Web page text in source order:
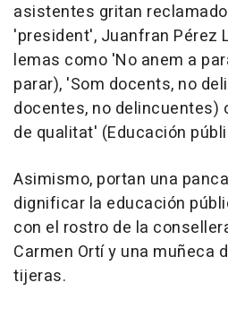
asistentes gritan
'president', Juanfran Pérez
lemas como 'No anem a
parar), 'Som docents, no
docentes, no delincuentes)
de qualitat' (Educación
Asimismo, portan una
dignificar la educación
con el rostro de la
Carmen Ortí y una muñeca
tijeras.